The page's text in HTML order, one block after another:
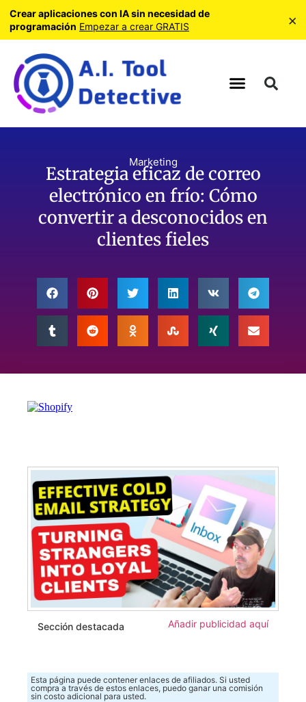
Marketing
Estrategia eficaz de correo
electrónico en frío: Cómo
convertir a desconocidos en
clientes fieles
Sección destacada Añadir publicidad aquí
Esta página puede contener enlaces de afiliados. Si usted
compra a través de estos enlaces, puedo ganar una comisión
sin costo adicional para usted.
Crear aplicaciones con IA sin necesidad de
programación Empezar a crear GRATIS ×